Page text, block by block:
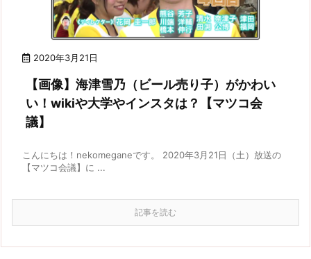
2020年3月21日
【画像】海津雪乃（ビール売り子）がかわい
い！wikiや大学やインスタは？【マツコ会
議】
こんにちは！nekomeganeです。 2020年3月21日（土）放送の
【マツコ会議】に ...
記事を読む